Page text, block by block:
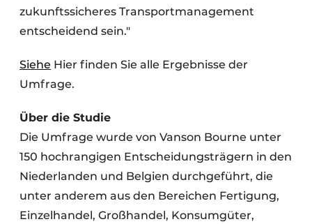
zukunftssicheres Transportmanagement
entscheidend sein."
Siehe Hier finden Sie alle Ergebnisse der
Umfrage.
Über die Studie
Die Umfrage wurde von Vanson Bourne unter
150 hochrangigen Entscheidungsträgern in den
Niederlanden und Belgien durchgeführt, die
unter anderem aus den Bereichen Fertigung,
Einzelhandel, Großhandel, Konsumgüter,